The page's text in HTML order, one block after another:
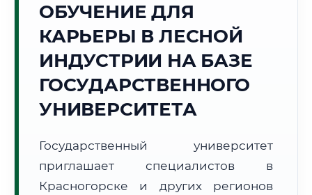
Суббота, 8 Августа
2026 г.
🌅 Восход:04:49 🌇 Закат: 20:23
Световой день:15 ч. 34 мин.
Субъект:
Московская область
Тел. код:
+7 (495/498)
Почтовые индексы:
143400–143499
ОБУЧЕНИЕ ДЛЯ
КАРЬЕРЫ В ЛЕСНОЙ
ИНДУСТРИИ НА БАЗЕ
ГОСУДАРСТВЕННОГО
УНИВЕРСИТЕТА
Государственный университет
приглашает специалистов в
Красногорске и других регионов